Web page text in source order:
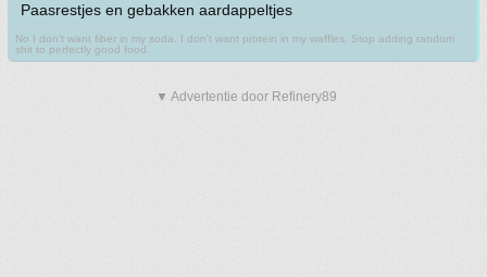
Paasrestjes en gebakken aardappeltjes
No I don't want fiber in my soda. I don't want protein in my waffles. Stop adding random
shit to perfectly good food.
▼ Advertentie door Refinery89